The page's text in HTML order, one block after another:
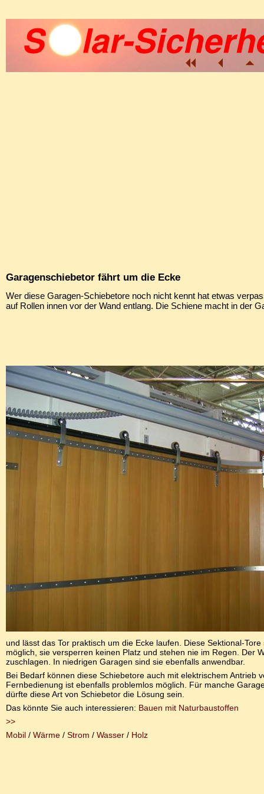
Garagenschiebetor fährt um die Ecke
Wer diese Garagen-Schiebetore noch nicht kennt hat etwas
auf Rollen innen vor der Wand entlang. Die Schiene macht in der
und lässt das Tor praktisch um die Ecke laufen. Diese Sektional-
möglich, sie versperren keinen Platz und stehen nie im Regen. Der
zuschlagen. In niedrigen Garagen sind sie ebenfalls anwendbar.
Bei Bedarf können diese Schiebetore auch mit elektrischem Antrieb
Fernbedienung ist ebenfalls problemlos möglich. Für manche
dürfte diese Art von Schiebetor die Lösung sein.
Das könnte Sie auch interessieren: Bauen mit Naturbaustoffen
>>
Mobil / Wärme / Strom / Wasser / Holz